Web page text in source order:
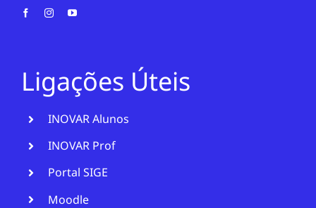
Ligações Úteis
INOVAR Alunos
INOVAR Prof
Portal SIGE
Moodle